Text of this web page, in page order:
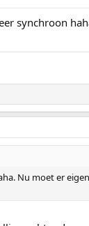
synchroon
Nu moet er